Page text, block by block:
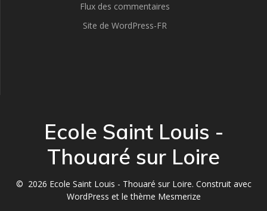
Flux des commentaires
Site de WordPress-FR
Ecole Saint Louis -
Thouaré sur Loire
© 2026 Ecole Saint Louis - Thouaré sur Loire. Construit avec
WordPress et lethème Mesmerize